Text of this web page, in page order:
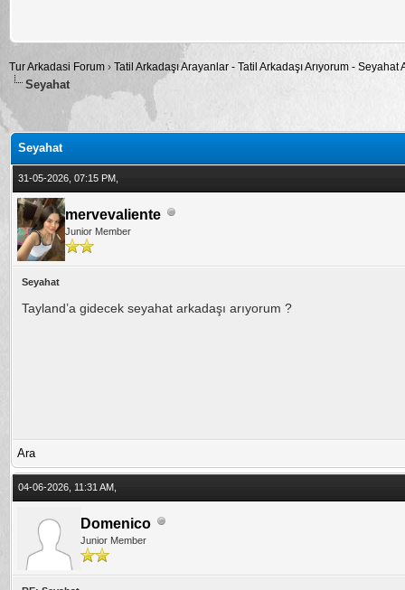
Tur Arkadasi Forum › Tatil Arkadaşı Arayanlar - Tatil Arkadaşı Arıyorum -
Seyahat
0
Seyahat
31-05-2026, 07:15 PM,
mervevaliente
Junior Member
Seyahat
Tayland’a gidecek seyahat arkadaşı arıyorum ?
Ara
04-06-2026, 11:31 AM,
Domenico
Junior Member